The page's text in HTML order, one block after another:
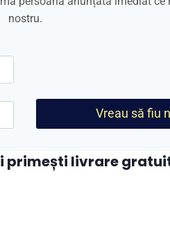
nostru.
Vreau să fiu
primești livrare